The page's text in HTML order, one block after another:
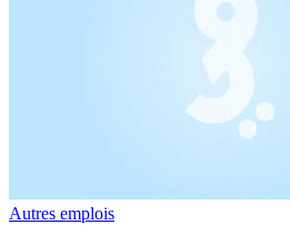
Autres emplois